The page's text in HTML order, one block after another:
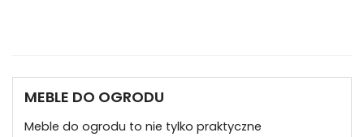
MEBLE DO OGRODU
Meble do ogrodu to nie tylko praktyczne